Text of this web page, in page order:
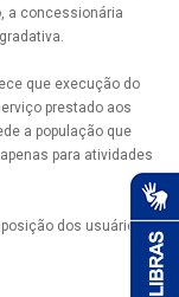
a concessionária
que execução do
prestado aos
a população que
para atividades
dos usuários